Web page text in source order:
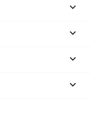



keyboard_arrow_down